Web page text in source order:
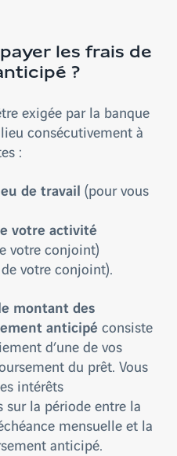
les frais de
?
exigée par la banque
consécutivement à
:
de travail (pour vous
votre activité
votre conjoint)
votre conjoint).
montant des
anticipéconsiste
d’une de vos
du prêt. Vous
intérêts
la période entre la
mensuelle et la
anticipé.